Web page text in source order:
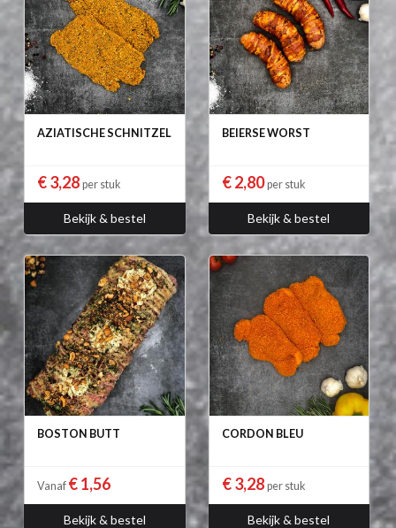
AZIATISCHE SCHNITZEL
€ 3,28 per stuk
Bekijk & bestel
BEIERSE WORST
€ 2,80per stuk
Bekijk & bestel
BOSTON BUTT
Vanaf € 1,56
Bekijk & bestel
CORDON BLEU
€ 3,28 per stuk
Bekijk & bestel